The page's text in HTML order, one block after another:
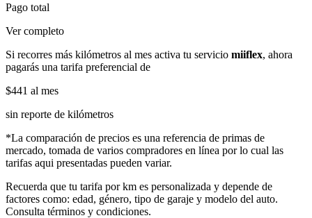
Pago total
Ver completo
Si recorres más kilómetros al mes activa tu servicio miiflex, ahora
pagarás una tarifa preferencial de
$441 al mes
sin reporte de kilómetros
*La comparación de precios es una referencia de primas de
mercado, tomada de varios compradores en línea por lo cual las
tarifas aqui presentadas pueden variar.
Recuerda que tu tarifa por km es personalizada y depende de
factores como: edad, género, tipo de garaje y modelo del auto.
Consulta términos y condiciones.